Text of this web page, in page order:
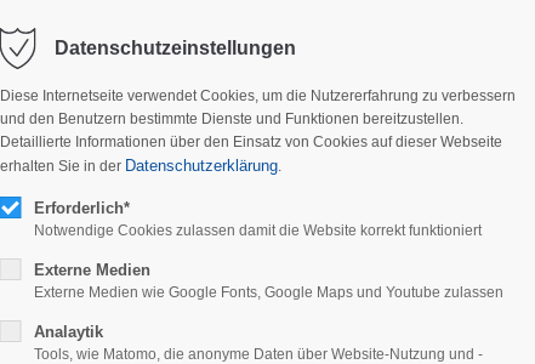
STARTSEITE
Datenschutzeinstellungen
Diese Internetseite verwendet Cookies, um die Nutzererfahrung zu verbessern
und den Benutzern bestimmte Dienste und Funktionen bereitzustellen.
Detaillierte Informationen über den Einsatz von Cookies auf dieser Webseite
erhalten Sie in der Datenschutzerklärung.
Erforderlich*
Notwendige Cookies zulassen damit die Website korrekt funktioniert
Externe Medien
Externe Medien wie Google Fonts, Google Maps und Youtube zulassen
Analaytik
Tools, wie Matomo, die anonyme Daten über Website-Nutzung und -